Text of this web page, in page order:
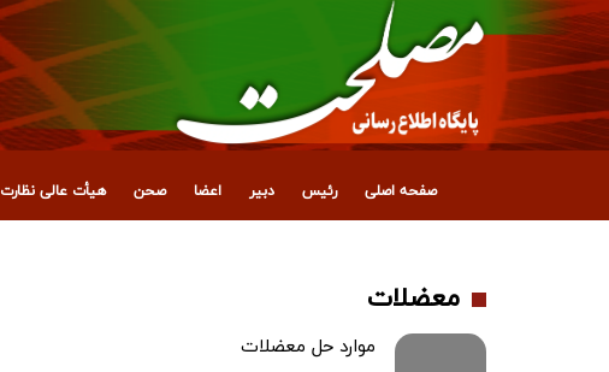
صفحه اصلی رئیس دبیر اعضا صحن هیأت عالی نظارت
معضلات
موارد حل معضلات